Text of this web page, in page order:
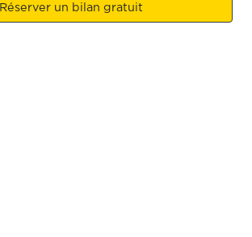
Réserver un bilan gratuit